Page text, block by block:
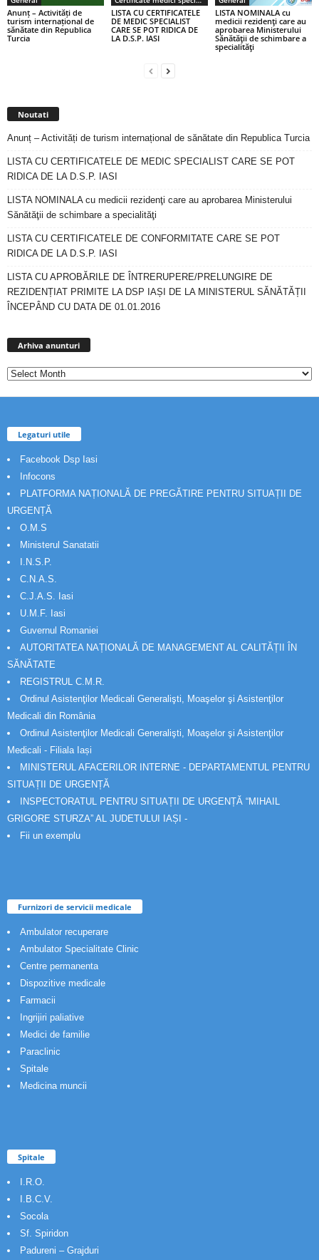
Anunț – Activități de
turism internațional de
sănătate din Republica
Turcia
LISTA CU CERTIFICATELE
DE MEDIC SPECIALIST
CARE SE POT RIDICA DE
LA D.S.P. IASI
LISTA NOMINALA cu
medicii rezidenţi care au
aprobarea Ministerului
Sănătăţii de schimbare a
specialităţi
Noutati
Anunț – Activități de turism internațional de sănătate din Republica Turcia
LISTA CU CERTIFICATELE DE MEDIC SPECIALIST CARE SE POT
RIDICA DE LA D.S.P. IASI
LISTA NOMINALA cu medicii rezidenţi care au aprobarea Ministerului
Sănătăţii de schimbare a specialităţi
LISTA CU CERTIFICATELE DE CONFORMITATE CARE SE POT
RIDICA DE LA D.S.P. IASI
LISTA CU APROBĂRILE DE ÎNTRERUPERE/PRELUNGIRE DE
REZIDENȚIAT PRIMITE LA DSP IAȘI DE LA MINISTERUL SĂNĂTĂȚII
ÎNCEPÂND CU DATA DE 01.01.2016
Arhiva anunturi
Legaturi utile
Facebook Dsp Iasi
Infocons
PLATFORMA NAȚIONALĂ DE PREGĂTIRE PENTRU SITUAȚII DE
URGENȚĂ
O.M.S
Ministerul Sanatatii
I.N.S.P.
C.N.A.S.
C.J.A.S. Iasi
U.M.F. Iasi
Guvernul Romaniei
AUTORITATEA NAȚIONALĂ DE MANAGEMENT AL CALITĂȚII ÎN
SĂNĂTATE
REGISTRUL C.M.R.
Ordinul Asistenţilor Medicali Generalişti, Moaşelor şi Asistenţilor
Medicali din România
Ordinul Asistenţilor Medicali Generalişti, Moaşelor şi Asistenţilor
Medicali - Filiala Iași
MINISTERUL AFACERILOR INTERNE - DEPARTAMENTUL PENTRU
SITUAȚII DE URGENȚĂ
INSPECTORATUL PENTRU SITUAȚII DE URGENȚĂ “MIHAIL
GRIGORE STURZA” AL JUDETULUI IAȘI -
Fii un exemplu
Furnizori de servicii medicale
Ambulator recuperare
Ambulator Specialitate Clinic
Centre permanenta
Dispozitive medicale
Farmacii
Ingrijiri paliative
Medici de familie
Paraclinic
Spitale
Medicina muncii
Spitale
I.R.O.
I.B.C.V.
Socola
Sf. Spiridon
Padureni – Grajduri